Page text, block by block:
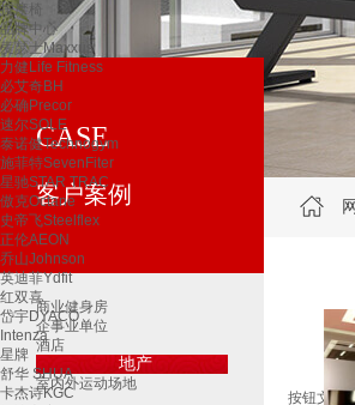
按摩椅
品牌中心
麦瑟士Maxxus
力健Life Fitness
必艾奇BH
必确Precor
速尔SOLE
泰诺健Technogym
施菲特SevenFiter
星驰STAR TRAC
傲克Octane
史帝飞Steelflex
正伦AEON
乔山Johnson
英迪菲Ydfit
红双喜
岱宇DYACO
Intenza
星牌
舒华 SHUA
卡杰诗KGC
商业健身房
企事业单位
酒店
地产
室内外运动场地
客户案例
CASE
按钮文本